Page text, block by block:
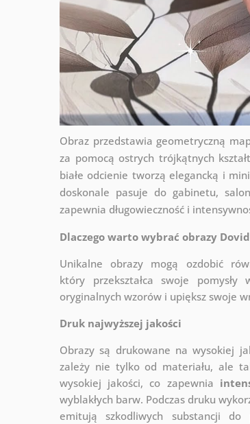
Obraz przedstawia geometryczną
za pomocą ostrych trójkątnych
białe odcienie tworzą elegancką i
doskonale pasuje do gabinetu,
zapewnia długowieczność i
Dlaczego warto wybrać obrazy
Unikalne obrazy mogą ozdobić
który przekształca swoje
oryginalnych wzorów i upiększ swoje
Druk najwyższej jakości
Obrazy są drukowane na wysokiej
zależy nie tylko od materiału, ale
wysokiej jakości, co zapewnia
wyblakłych barw. Podczas druku
emitują szkodliwych substancji